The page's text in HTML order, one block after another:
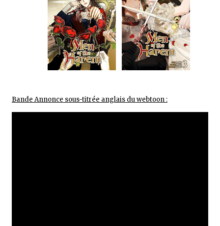
Bande Annonce sous-titrée anglais du webtoon :